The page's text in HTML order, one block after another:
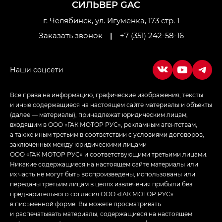
Джи Икс ПРЕМИУМ — GX PREMIUM, ЛАУНЖ —
LOUNGE
Empow — Эмпау (Empow) в комплектации
СИЛЬВЕР GAC
г. Челябинск, ул. Игуменка, 173 стр. 1
Заказать звонок
| +7 (351) 242-58-16
Все права на информацию, графические изображения, тексты
и иные содержащиеся на настоящем сайте материалы и объекты
(далее — материалы), принадлежат юридическим лицам,
входящим в ООО «ГАК МОТОР РУС», рекламным агентствам,
а также иным третьим в соответствии с условиями договоров,
заключенных между юридическими лицами
ООО «ГАК МОТОР РУС» и соответствующими третьими лицами.
Никакие содержащиеся на настоящем сайте материалы или
их часть не могут быть воспроизведены, использованы или
переданы третьим лицам в целях извлечения прибыли без
предварительного согласия ООО «ГАК МОТОР РУС»
в письменной форме. Вы можете просматривать
и распечатывать материалы, содержащиеся на настоящем